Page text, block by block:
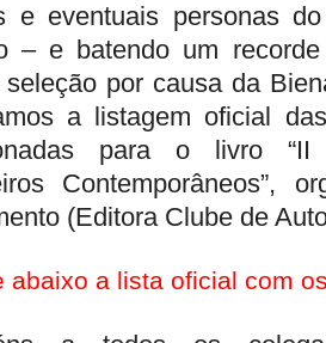
e eventuais personas
– e batendo um
seleção por causa da
a listagem oficial
para o livro “II
Contemporâneos”,
(Editora Clube de
abaixo a lista oficial com